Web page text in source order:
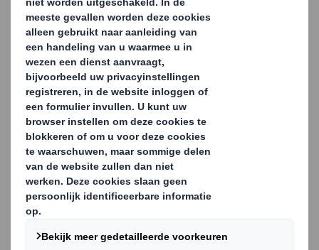
Golfkartonnen doos
De meest gebruikte uitvoering van een golfkartonnen
doos is de Amerikaanse vouwdoos. Deze dozen zijn
uitermate geschikt voor transport en opslag en
verkrijgbaar in verschillende varianten.
Amerikaanse vouwdozen zijn qua materiaaloppervlakte
geoptimaliseerd voor productie en kunnen efficiënt, op
hoge snelheid en met een minimum aan snijafval
geproduceerd worden. De meest voorkomende